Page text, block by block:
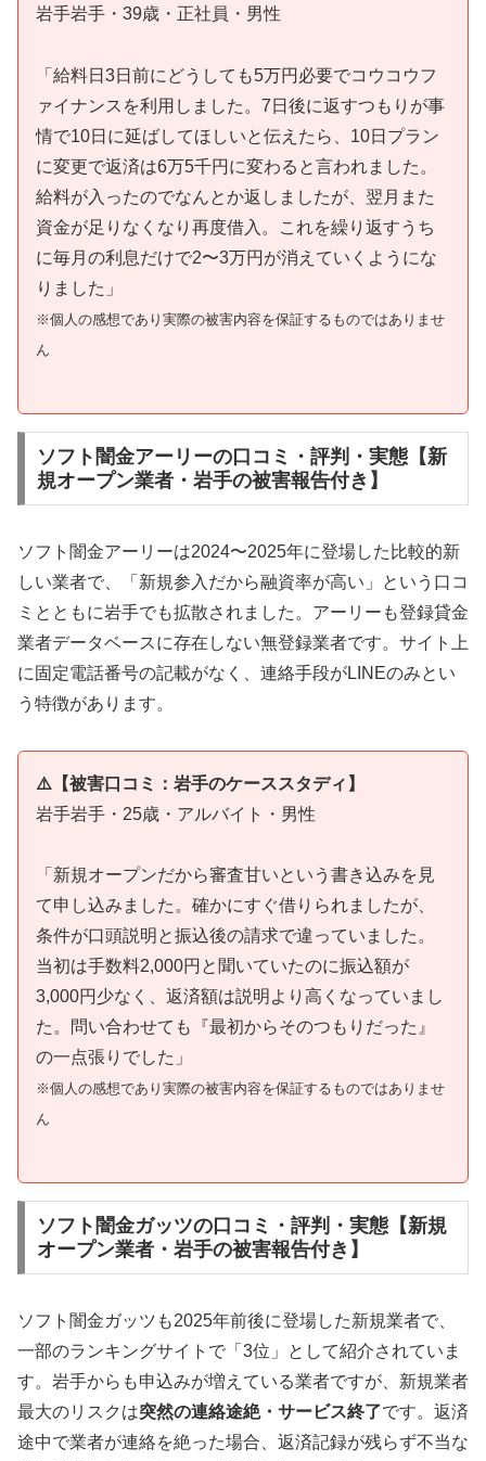
岩手岩手・39歳・正社員・男性
「給料日3日前にどうしても5万円必要でコウコウフ
ァイナンスを利用しました。7日後に返すつもりが事
情で10日に延ばしてほしいと伝えたら、10日プラン
に変更で返済は6万5千円に変わると言われました。
給料が入ったのでなんとか返しましたが、翌月また
資金が足りなくなり再度借入。これを繰り返すうち
に毎月の利息だけで2〜3万円が消えていくようにな
りました」
※個人の感想であり実際の被害内容を保証するものではありませ
ん
ソフト闇金アーリーの口コミ・評判・実態【新
規オープン業者・岩手の被害報告付き】
ソフト闇金アーリーは2024〜2025年に登場した比較的新
しい業者で、「新規参入だから融資率が高い」という口コ
ミとともに岩手でも拡散されました。アーリーも登録貸金
業者データベースに存在しない無登録業者です。サイト上
に固定電話番号の記載がなく、連絡手段がLINEのみとい
う特徴があります。
⚠️【被害口コミ：岩手のケーススタディ】
岩手岩手・25歳・アルバイト・男性
「新規オープンだから審査甘いという書き込みを見
て申し込みました。確かにすぐ借りられましたが、
条件が口頭説明と振込後の請求で違っていました。
当初は手数料2,000円と聞いていたのに振込額が
3,000円少なく、返済額は説明より高くなっていまし
た。問い合わせても『最初からそのつもりだった』
の一点張りでした」
※個人の感想であり実際の被害内容を保証するものではありませ
ん
ソフト闇金ガッツの口コミ・評判・実態【新規
オープン業者・岩手の被害報告付き】
ソフト闇金ガッツも2025年前後に登場した新規業者で、
一部のランキングサイトで「3位」として紹介されていま
す。岩手からも申込みが増えている業者ですが、新規業者
最大のリスクは突然の連絡途絶・サービス終了です。返済
途中で業者が連絡を絶った場合、返済記録が残らず不当な